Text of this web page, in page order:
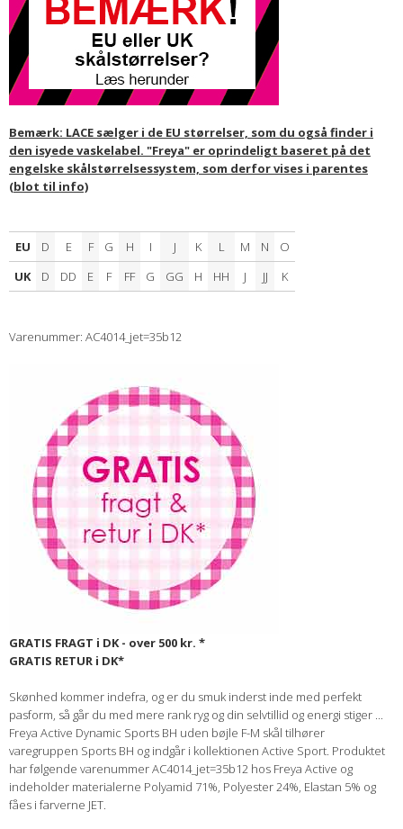
Bemærk: LACE sælger i de EU størrelser, som du også finder i
den isyede vaskelabel. "Freya" er oprindeligt baseret på det
engelske skålstørrelsessystem, som derfor vises i parentes
(blot til info)
EU D E F G H I J K L M N
O
UK
D DD E F FF G GG H HH J JJ K
Varenummer: AC4014_jet=35b12
GRATIS FRAGT i DK - over 500 kr. *
GRATIS RETUR i DK*
Skønhed kommer indefra, og er du smuk inderst inde med perfekt
pasform, så går du med mere rank ryg og din selvtillid og energi stiger ...
Freya Active Dynamic Sports BH uden bøjle F-M skål tilhører
varegruppen Sports BH og indgår i kollektionen Active Sport. Produktet
har følgende varenummer AC4014_jet=35b12 hos Freya Active og
indeholder materialerne Polyamid 71%, Polyester 24%, Elastan 5% og
fåes i farverne JET.